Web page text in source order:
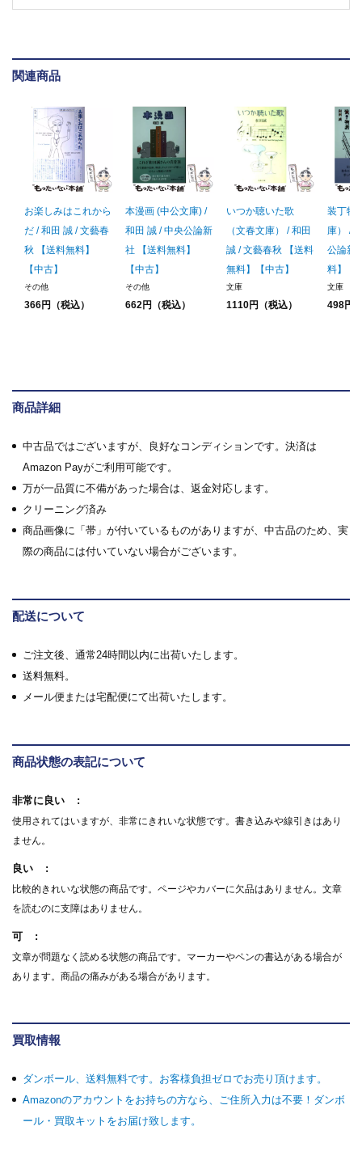
関連商品
お楽しみはこれから
だ / 和田 誠 / 文藝春
秋 【送料無料】
【中古】
その他
366円（税込）
本漫画 (中公文庫) /
和田 誠 / 中央公論新
社 【送料無料】
【中古】
その他
662円（税込）
いつか聴いた歌
（文春文庫） / 和田
誠 / 文藝春秋 【送料
無料】【中古】
文庫
1110円（税込）
装丁物
庫） /
公論新
料】【
文庫
498円
商品詳細
中古品ではございますが、良好なコンディションです。決済は
Amazon Payがご利用可能です。
万が一品質に不備があった場合は、返金対応します。
クリーニング済み
商品画像に「帯」が付いているものがありますが、中古品のため、実
際の商品には付いていない場合がございます。
配送について
ご注文後、通常24時間以内に出荷いたします。
送料無料。
メール便または宅配便にて出荷いたします。
商品状態の表記について
非常に良い
使用されてはいますが、非常にきれいな状態です。書き込みや線引きはあり
ません。
良い
比較的きれいな状態の商品です。ページやカバーに欠品はありません。文章
を読むのに支障はありません。
可
文章が問題なく読める状態の商品です。マーカーやペンの書込がある場合が
あります。商品の痛みがある場合があります。
買取情報
ダンボール、送料無料です。お客様負担ゼロでお売り頂けます。
Amazonのアカウントをお持ちの方なら、ご住所入力は不要！ダンボ
ール・買取キットをお届け致します。